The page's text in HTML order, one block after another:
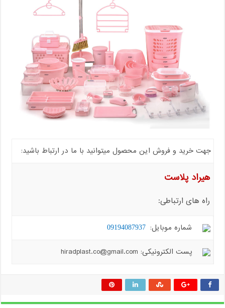
جهت خرید و فروش این محصول میتوانید با ما در ارتباط باشید:
هیراد پلاست
راه های ارتباطی:
شماره موبایل: 09194087937
پست الکترونیکی: hiradplast.co@gmail.com